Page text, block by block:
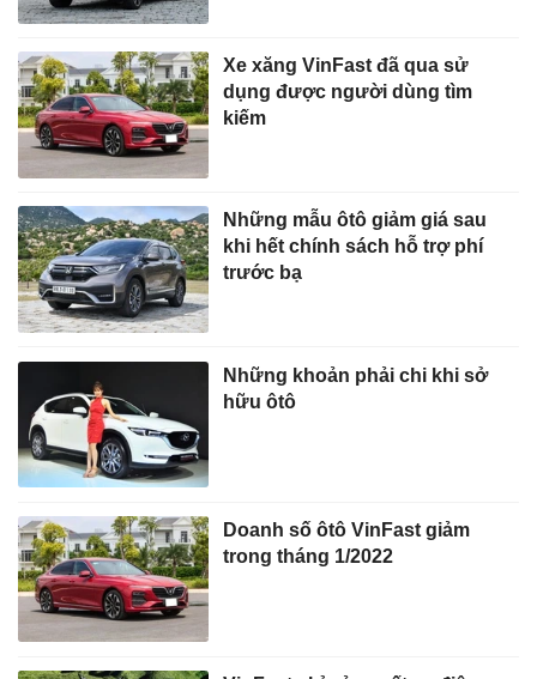
Xe xăng VinFast đã qua sử
dụng được người dùng tìm
kiếm
Những mẫu ôtô giảm giá sau
khi hết chính sách hỗ trợ phí
trước bạ
Những khoản phải chi khi sở
hữu ôtô
Doanh số ôtô VinFast giảm
trong tháng 1/2022